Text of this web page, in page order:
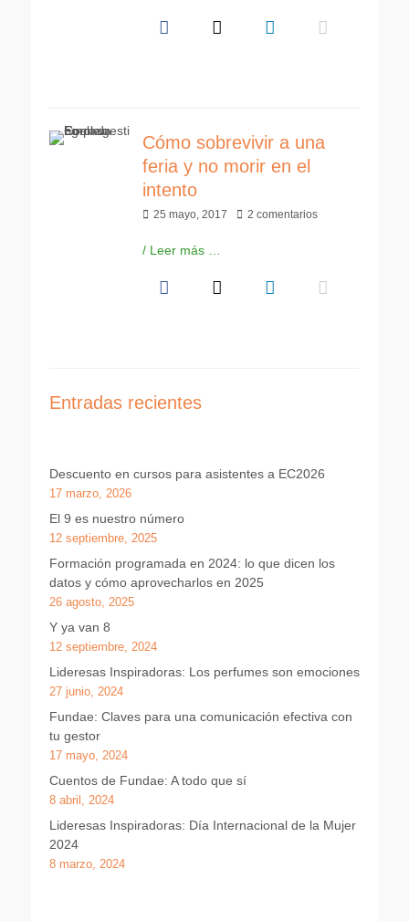
Cómo sobrevivir a una
feria y no morir en el
intento
Publicado
25 mayo, 2017 2 comentarios
/ Leer más …
Entradas recientes
Descuento en cursos para asistentes a EC2026
17 marzo, 2026
El 9 es nuestro número
12 septiembre, 2025
Formación programada en 2024: lo que dicen los
datos y cómo aprovecharlos en 2025
26 agosto, 2025
Y ya van 8
12 septiembre, 2024
Lideresas Inspiradoras: Los perfumes son emociones
27 junio, 2024
Fundae: Claves para una comunicación efectiva con
tu gestor
17 mayo, 2024
Cuentos de Fundae: A todo que sí
8 abril, 2024
Lideresas Inspiradoras: Día Internacional de la Mujer
2024
8 marzo, 2024